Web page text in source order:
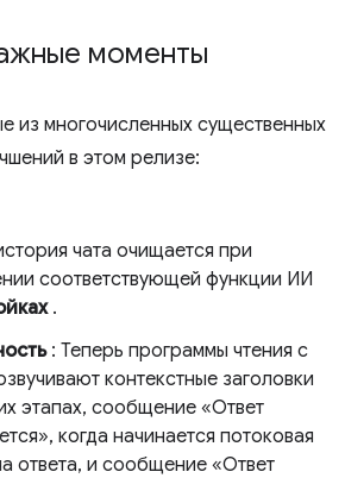
моменты
из многочисленных существенных
в этом релизе:
чата очищается при
соответствующей функции ИИ
.
: Теперь программы чтения с
контекстные заголовки
этапах, сообщение «Ответ
когда начинается потоковая
ответа, и сообщение «Ответ